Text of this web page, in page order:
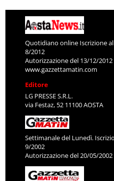
Quotidiano online Iscrizione
8/2012
Autorizzazione del 13/12/2012
www.gazzettamatin.com
Editore
LG PRESSE S.R.L.
via Festaz, 52 11100 AOSTA
Settimanale del Lunedì.
9/2002
Autorizzazione del 20/05/2002